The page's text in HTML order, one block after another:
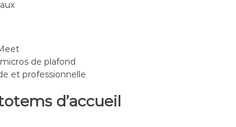
de plafond
et professionnelle
d’accueil